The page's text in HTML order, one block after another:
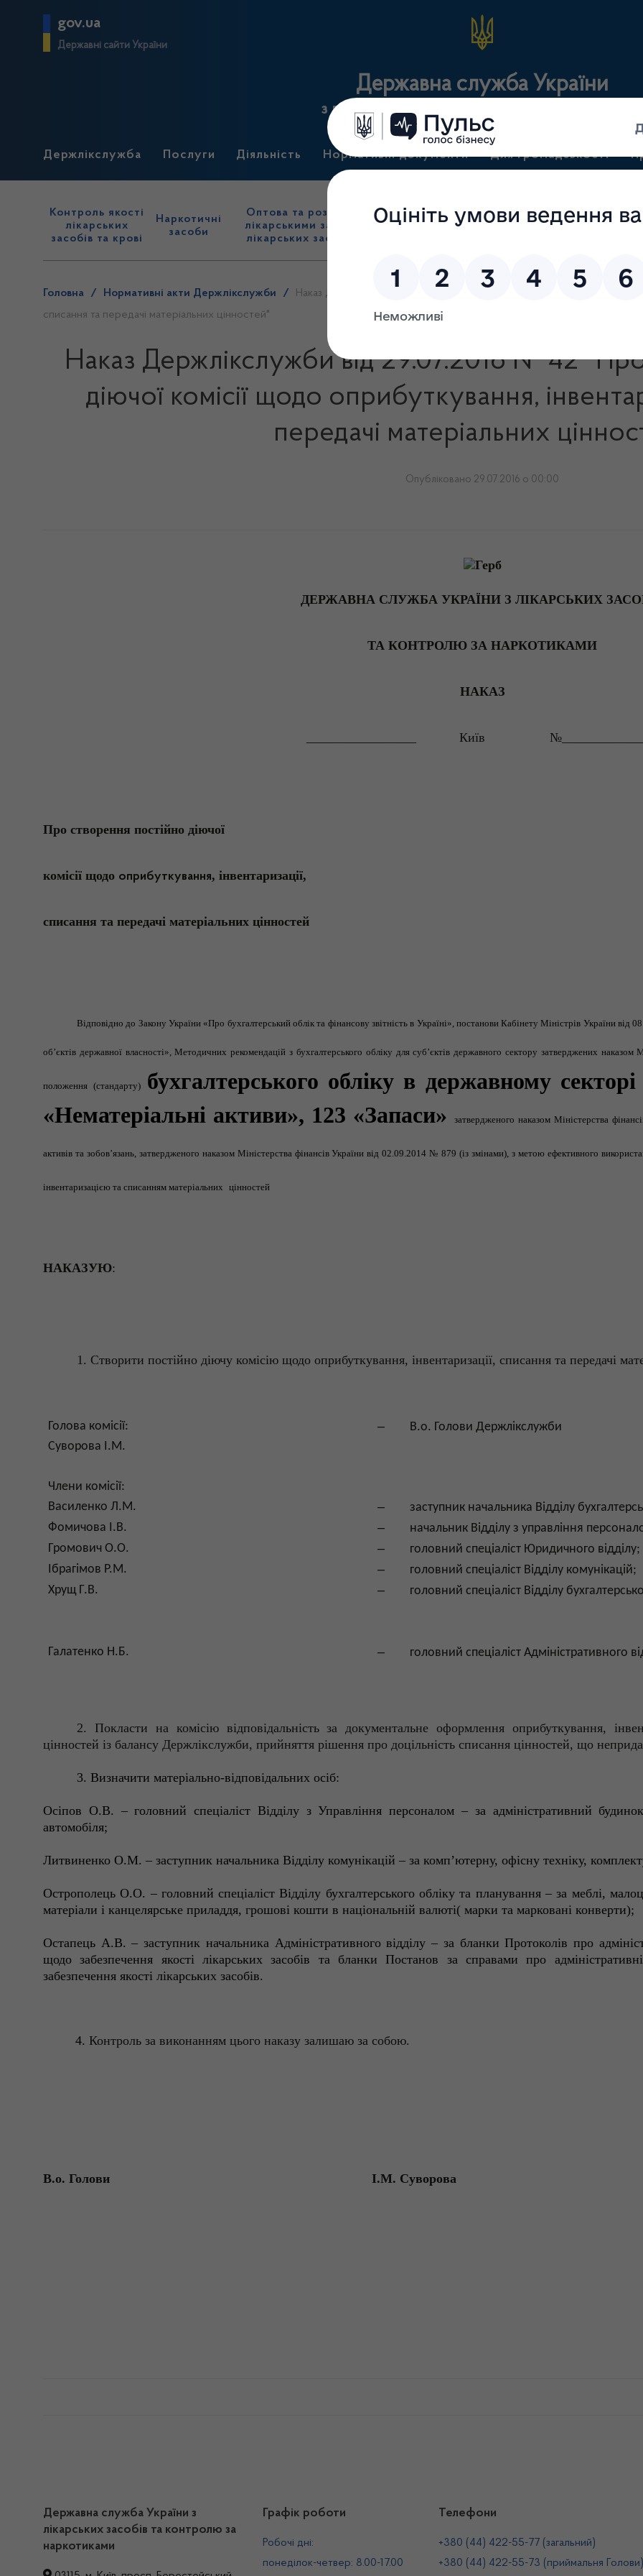
gov.ua
Державні сайти України
Державна служба України
з лікарських засобів та контролю за наркотиками
Держлікслужба Послуги Діяльність Нормативні документи Для громадськості
Контроль якості
лікарських
засобів та крові
Наркотичні
засоби
Оптова та роздрібна торгівля
лікарськими засобами, імпорт
лікарських засобів (крім АФІ)
Державний
нагляд
виробництва
Головна / Нормативні акти Держлікслужби /
Наказ Держлікслужби від 29.07.2016 № 42 "Про створення постійно
списання та передачі матеріальних цінностей"
Наказ Держлікслужби від 29.07.2016 № 42
діючої комісії щодо оприбуткування,
передачі матеріальних
Опубліковано 29.07.2016 о 00:00
ДЕРЖАВНА СЛУЖБА УКРАЇНИ З ЛІКАРСЬКИХ
ТА КОНТРОЛЮ ЗА НАРКОТИКАМИ
НАКАЗ
Київ
Про створення постійно діючої
комісії щодо оприбуткування, інвентаризації,
списання та передачі матеріальних цінностей
Відповідно до Закону України «Про бухгалтерський облік та фінансову звітність в Україні», постанови Кабінету Міністрів України від
об’єктів державної власності»,Методичних рекомендацій з бухгалтерського обліку для суб’єктів державного сектору затверджених наказом
положення (стандарту) бухгалтерського обліку в державному
«Нематеріальні активи», 123 «Запаси»затвердженого наказом Міністерства
активів та зобов’язань, затвердженого наказом Міністерства фінансів України від 02.09.2014 № 879 (із змінами), з метою ефективного
інвентаризацією та списанням матеріальних цінностей
НАКАЗУЮ:
1. Створити постійно діючу комісію щодо оприбуткування, інвентаризації, списання та передачі
Голова комісії:
Суворова І.М.
– В.о. Голови Держлікслужби
Члени комісії:
Василенко Л.М.
– заступник начальника Відділу
Фомичова І.В. – начальник Відділу зуправління
Громович О.О.
– головний спеціаліст Юридичного відділу;
Ібрагімов Р.М.
– головний спеціаліст Відділу комунікацій;
Хрущ Г.В.
– головний спеціаліст Відділу
Галатенко Н.Б. – головний спеціаліст Адміністративного
2. Покласти на комісію відповідальність за документальне оформлення оприбуткування,
цінностей із балансу Держлікслужби, прийняття рішення про доцільність списання цінностей, що
3. Визначити матеріально-відповідальних осіб:
Осіпов О.В. – головний спеціаліст Відділу з Управління персоналом – за адміністративний
автомобіля;
Литвиненко О.М. – заступник начальника Відділу комунікацій – за комп’ютерну, офісну техніку,
Острополець О.О. – головний спеціаліст Відділу бухгалтерського обліку та планування – за меблі,
матеріали і канцелярське приладдя, грошові кошти в національній валюті( марки та марковані конверти);
Остапець А.В. – заступник начальника Адміністративного відділу – за бланки Протоколів про
щодо забезпечення якості лікарських засобів та бланки Постанов за справами про
забезпечення якості лікарських засобів.
4. Контроль за виконанням цього наказу залишаю за собою.
В.о. Голови І.М. Суворова
Державна служба України з
лікарських засобів та контролю за
наркотиками
Графік роботи
Робочі дні:
понеділок-четвер: 8.00-17.00
Телефони
+380 (44) 422-55-77 (загальний)
+380 (44) 422-55-73 (приймальня Голови)